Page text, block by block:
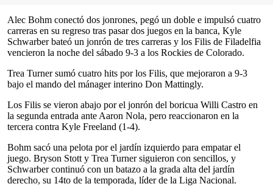
Alec Bohm conectó dos jonrones, pegó un doble e impulsó cuatro
carreras en su regreso tras pasar dos juegos en la banca, Kyle
Schwarber bateó un jonrón de tres carreras y los Filis de Filadelfia
vencieron la noche del sábado 9-3 a los Rockies de Colorado.
Trea Turner sumó cuatro hits por los Filis, que mejoraron a 9-3
bajo el mando del mánager interino Don Mattingly.
Los Filis se vieron abajo por el jonrón del boricua Willi Castro en
la segunda entrada ante Aaron Nola, pero reaccionaron en la
tercera contra Kyle Freeland (1-4).
Bohm sacó una pelota por el jardín izquierdo para empatar el
juego. Bryson Stott y Trea Turner siguieron con sencillos, y
Schwarber continuó con un batazo a la grada alta del jardín
derecho, su 14to de la temporada, líder de la Liga Nacional.